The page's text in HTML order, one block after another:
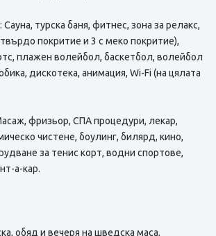
турска баня, фитнес, зона за релакс,
покритие и 3 с меко покритие),
плажен волейбол, баскетбол, волейбол
дискотека, анимация, Wi-Fi (на цялата
фризьор, СПА процедури, лекар,
чистене, боулинг, билярд, кино,
за тенис корт, водни спортове,
а-кар.
обяд и вечеря на шведска маса,